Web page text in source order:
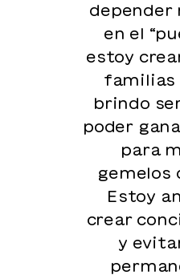
depender
en el
estoy
familias
brindo
poder
para
gemelos
Estoy
crear
y